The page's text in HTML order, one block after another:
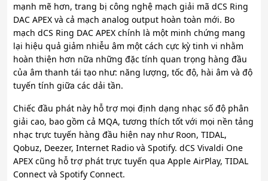
mạnh mẽ hơn, trang bị công nghệ mạch giải mã dCS Ring
DAC APEX và cả mạch analog output hoàn toàn mới. Bo
mạch dCS Ring DAC APEX chính là một minh chứng mang
lại hiệu quả giảm nhiễu âm một cách cực kỳ tinh vi nhằm
hoàn thiện hơn nữa những đặc tính quan trọng hàng đầu
của âm thanh tái tạo như: năng lượng, tốc độ, hài âm và độ
tuyến tính giữa các dải tần.
Chiếc đầu phát này hỗ trợ mọi định dạng nhạc số độ phân
giải cao, bao gồm cả MQA, tương thích tốt với mọi nền tảng
nhạc trực tuyến hàng đầu hiện nay như Roon, TIDAL,
Qobuz, Deezer, Internet Radio và Spotify. dCS Vivaldi One
APEX cũng hỗ trợ phát trực tuyến qua Apple AirPlay, TIDAL
Connect và Spotify Connect.